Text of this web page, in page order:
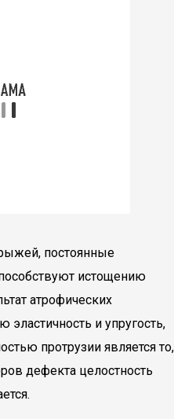
постоянные
истощению
атрофических
эластичность и упругость,
протрузии является то,
дефекта целостность